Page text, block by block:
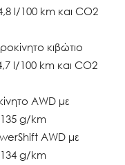
l/100 km και CO2
κιβώτιο
l/100 km και CO2
AWD με
g/km
AWD με
g/km